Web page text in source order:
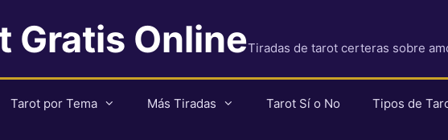
Gratis OnlineTiradas de tarot certeras sobre
Tarot por Tema Más Tiradas Tarot Sí o No Tipos de